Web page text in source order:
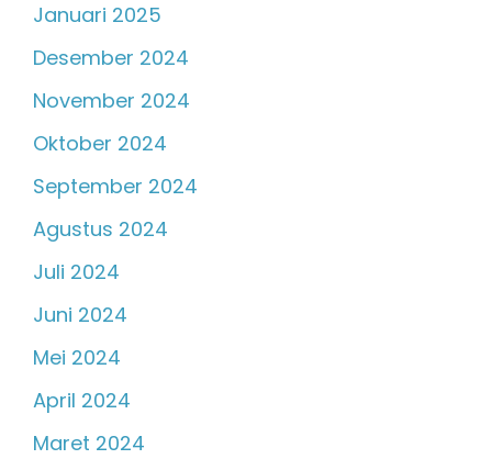
Januari 2025
Desember 2024
November 2024
Oktober 2024
September 2024
Agustus 2024
Juli 2024
Juni 2024
Mei 2024
April 2024
Maret 2024